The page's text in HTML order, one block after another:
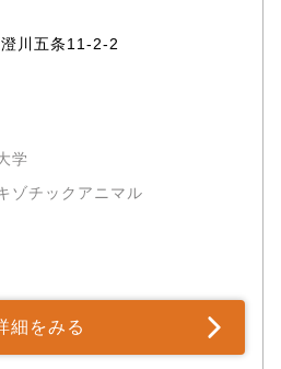
川五条11-2-2
学
ゾチックアニマル
細をみる